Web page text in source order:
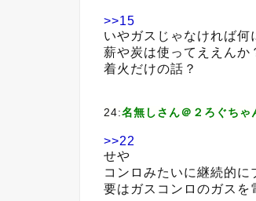
>>15
いやガスじゃなければ何
薪や炭は使ってええんか
着火だけの話？
24:名無しさん＠２ろぐちゃ
>>22
せや
コンロみたいに継続的
要はガスコンロのガスを